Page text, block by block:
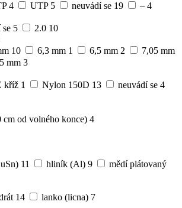
4 UTP 5 neuvádí se 19 – 4
se 5 2.0 10
10 6,3 mm 1 6,5 mm 2
7,05 mm
5 mm 3
kříž 1 Nylon 150D 13 neuvádí se 4
cm od volného konce) 4
11 hliník (Al) 9
mědí plátovaný
14 lanko (licna) 7